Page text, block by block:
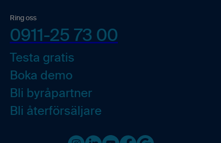
Ring oss
0911-25 73 00
Testa gratis
Boka demo
Bli byråpartner
Bli återförsäljare
Instagram
LinkedInYoutubeFacebookGoogle business